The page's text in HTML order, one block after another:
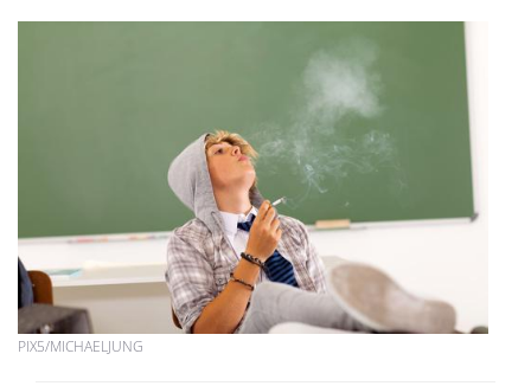
PIX5/MICHAELJUNG